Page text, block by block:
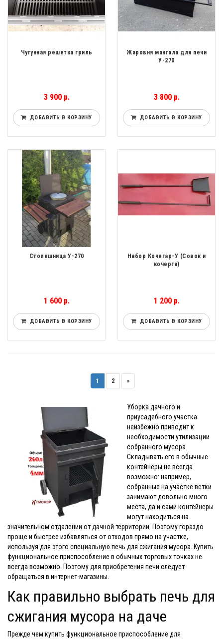
Чугунная решетка гриль
3 900 р.
ДОБАВИТЬ В КОРЗИНУ
Жаровня мангала для печи
У-270
3 800 р.
ДОБАВИТЬ В КОРЗИНУ
Столешница У-270
1 600 р.
ДОБАВИТЬ В КОРЗИНУ
Набор Кочегар-У (Совок и
кочерга)
1 200 р.
ДОБАВИТЬ В КОРЗИНУ
1 2 »
Уборка дачного и
приусадебного участка
неизбежно приводит к
необходимости утилизации
собранного мусора.
Складывать его в обычные
контейнеры не всегда
возможно: например,
собранные на участке ветки
занимают довольно много
места, да и сами контейнеры
могут находиться на
значительном отдалении от дачной территории. Поэтому гораздо
проще и быстрее избавляться от отходов прямо на участке,
используя для этого специальную печь для сжигания мусора. Купить
функциональное приспособление в обычных торговых точках не
всегда возможно. Поэтому для приобретения печи следует
обращаться в интернет-магазины.
Как правильно выбрать печь для
сжигания мусора на даче
Прежде чем купить функциональное приспособление для